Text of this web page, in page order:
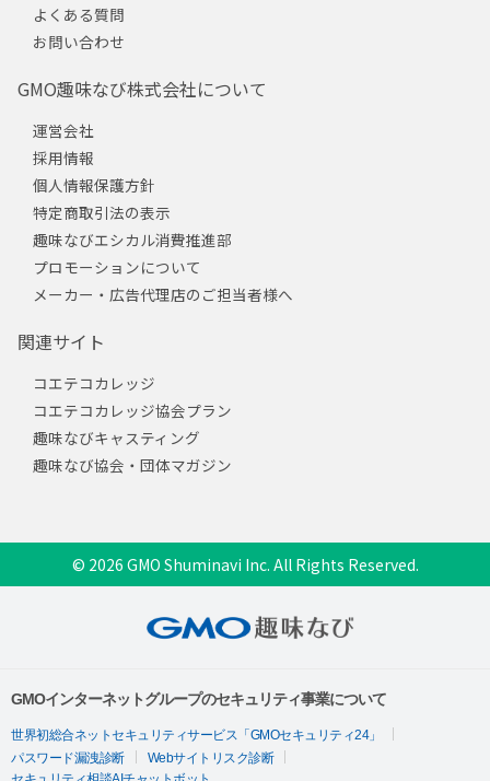
よくある質問
お問い合わせ
GMO趣味なび株式会社について
運営会社
採用情報
個人情報保護方針
特定商取引法の表示
趣味なびエシカル消費推進部
プロモーションについて
メーカー・広告代理店のご担当者様へ
関連サイト
コエテコカレッジ
コエテコカレッジ協会プラン
趣味なびキャスティング
趣味なび協会・団体マガジン
© 2026 GMO Shuminavi Inc. All Rights Reserved.